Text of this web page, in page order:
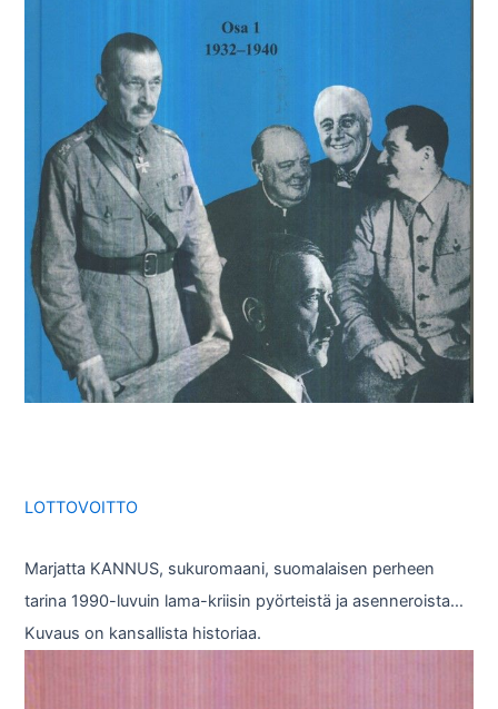
LOTTOVOITTO
Marjatta KANNUS, sukuromaani, suomalaisen perheen
tarina 1990-luvuin lama-kriisin pyörteistä ja asenneroista…
Kuvaus on kansallista historiaa.